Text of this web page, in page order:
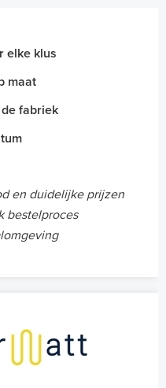
elke klus
maat
fabriek
en duidelijke prijzen
bestelproces